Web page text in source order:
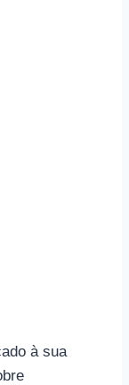
à sua